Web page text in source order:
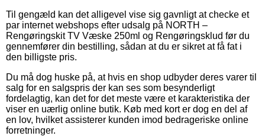
Til gengæld kan det alligevel vise sig gavnligt at checke et
par internet webshops efter udsalg på NORTH –
Rengøringskit TV Væske 250ml og Rengøringsklud før du
gennemfører din bestilling, sådan at du er sikret at få fat i
den billigste pris.
Du må dog huske på, at hvis en shop udbyder deres varer til
salg for en salgspris der kan ses som besynderligt
fordelagtig, kan det for det meste være et karakteristika der
viser en uærlig online butik. Køb med kort er dog en del af
en lov, hvilket assisterer kunden imod bedrageriske online
forretninger.